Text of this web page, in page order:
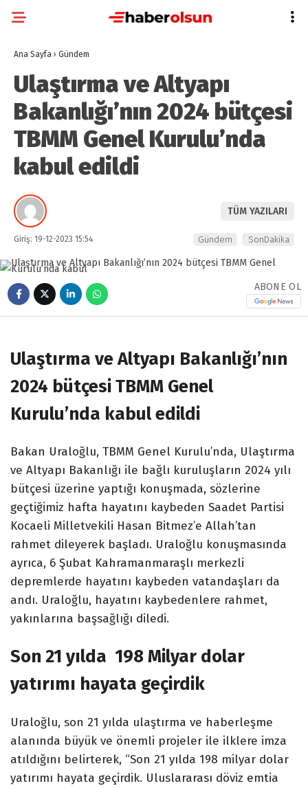
Ana Sayfa › Gündem
Ulaştırma ve Altyapı
Bakanlığı’nın 2024 bütçesi
TBMM Genel Kurulu’nda
kabul edildi
TÜM YAZILARI
Giriş: 19-12-2023 15:54 Gündem SonDakika
ABONE OL
Ulaştırma ve Altyapı Bakanlığı’nın
2024 bütçesi TBMM Genel
Kurulu’nda kabul edildi
Bakan Uraloğlu, TBMM Genel Kurulu’nda, Ulaştırma
ve Altyapı Bakanlığı ile bağlı kuruluşların 2024 yılı
bütçesi üzerine yaptığı konuşmada, sözlerine
geçtiğimiz hafta hayatını kaybeden Saadet Partisi
Kocaeli Milletvekili Hasan Bitmez’e Allah’tan
rahmet dileyerek başladı. Uraloğlu konuşmasında
ayrıca, 6 Şubat Kahramanmaraşlı merkezli
depremlerde hayatını kaybeden vatandaşları da
andı. Uraloğlu, hayatını kaybedenlere rahmet,
yakınlarına başsağlığı diledi.
Son 21 yılda 198 Milyar dolar
yatırımı hayata geçirdik
Uraloğlu, son 21 yılda ulaştırma ve haberleşme
alanında büyük ve önemli projeler ile ilklere imza
atıldığını belirterek, “Son 21 yılda 198 milyar dolar
yatırımı hayata geçirdik. Uluslararası döviz emtia